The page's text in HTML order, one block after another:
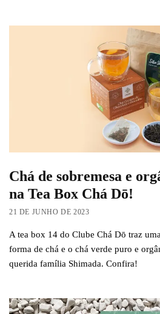
Chá de sobremesa e
na Tea Box Chá Dō!
21 DE JUNHO DE 2023
A tea box 14 do Clube Chá Dō traz
forma de chá e o chá verde puro e
querida família Shimada. Confira!